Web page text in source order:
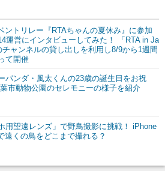
ントリレー『RTAちゃんの夏休み』に参加
運営にインタビューしてみた！ 「RTA in Ja
チャンネルの貸し出しを利用し8/9から1週間
て開催
パンダ・風太くんの23歳の誕生日をお祝
市動物公園のセレモニーの様子を紹介
用望遠レンズ」で野鳥撮影に挑戦！ iPhone
遠くの鳥をどこまで撮れる？